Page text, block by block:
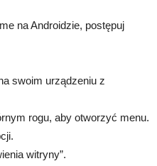
na Androidzie, postępuj
swoim urządzeniu z
rogu, aby otworzyć menu.
witryny”.